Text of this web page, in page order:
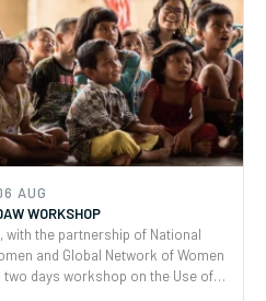
AUG
WORKSHOP
the partnership of National
and Global Network of Women
days workshop on the Use of
(GRs) 30 and for Monitoring,
of the Women, Peace, and
CEDAW.